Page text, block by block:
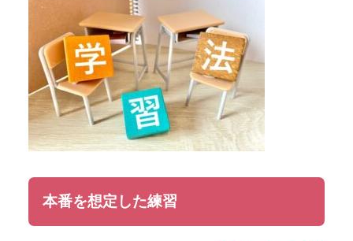
本番を想定した練習